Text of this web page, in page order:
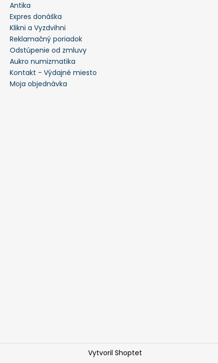
Antika
Expres donáška
Klikni a Vyzdvihni
Reklamačný poriadok
Odstúpenie od zmluvy
Aukro numizmatika
Kontakt - Výdajné miesto
Moja objednávka
Vytvoril Shoptet